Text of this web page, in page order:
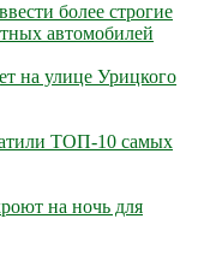
более строгие
автомобилей
на улице Урицкого
ТОП-10 самых
на ночь для